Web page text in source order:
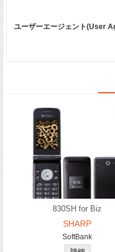
ユーザーエージェント(User
830SH for Biz
SHARP
SoftBank